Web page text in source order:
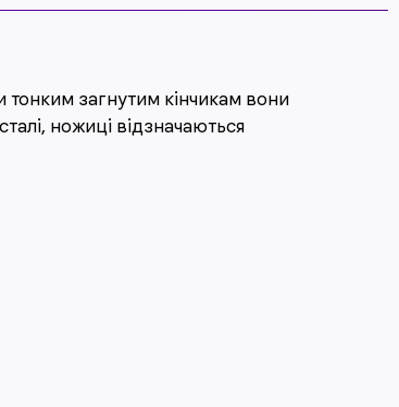
тонким загнутим кінчикам вони
ножиці відзначаються